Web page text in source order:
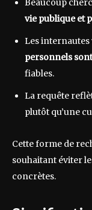
Beaucoup
vie publique et
Les internautes
personnels
fiables.
La requête
plutôt qu’une
Cette forme de
souhaitant éviter
concrètes.